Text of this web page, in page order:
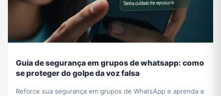
Guia de segurança em grupos de whatsapp: como
se proteger do golpe da voz falsa
Reforce sua segurança em grupos de WhatsApp e aprenda a